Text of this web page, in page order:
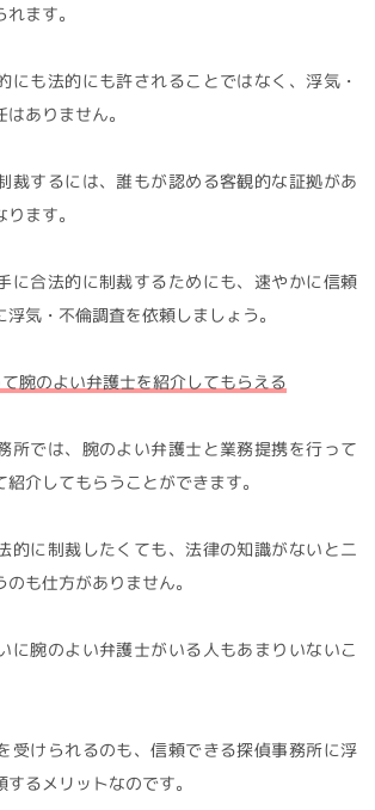
ます。
にも法的にも許されることではなく、浮気・
ありません。
裁するには、誰もが認める客観的な証拠があ
ます。
に合法的に制裁するためにも、速やかに信頼
気・不倫調査を依頼しましょう。
腕のよい弁護士を紹介してもらえる
所では、腕のよい弁護士と業務提携を行って
介してもらうことができます。
的に制裁したくても、法律の知識がないと二
も仕方がありません。
に腕のよい弁護士がいる人もあまりいないこ
受けられるのも、信頼できる探偵事務所に浮
るメリットなのです。